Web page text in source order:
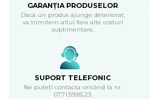
GARANȚIA PRODUSELOR
Daca un produs ajunge deteriorat,
va trimitem altul fara alte costuri
suplimentare.
SUPORT TELEFONIC
Ne puteți contacta oricând la nr.
0771.59.85.23